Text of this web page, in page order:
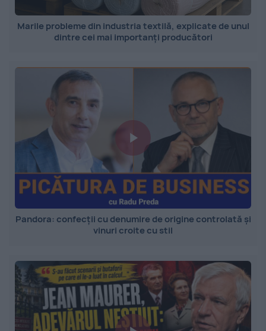
Marile probleme din industria textilă, explicate de unul
dintre cei mai importanți producători
Pandora: confecții cu denumire de origine controlată și
vinuri croite cu stil